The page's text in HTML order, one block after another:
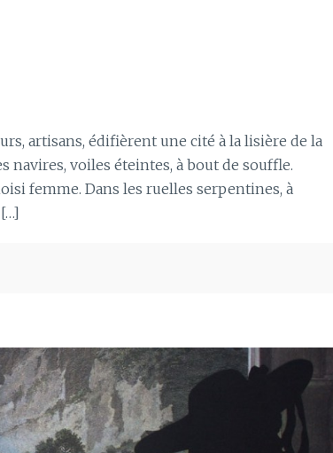
artisans, édifièrent une cité à la lisière de la
navires, voiles éteintes, à bout de souffle.
femme. Dans les ruelles serpentines, à